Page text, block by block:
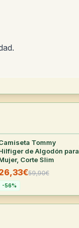
Tommy
de Algodón para
Corte Slim
59,90€
-56%